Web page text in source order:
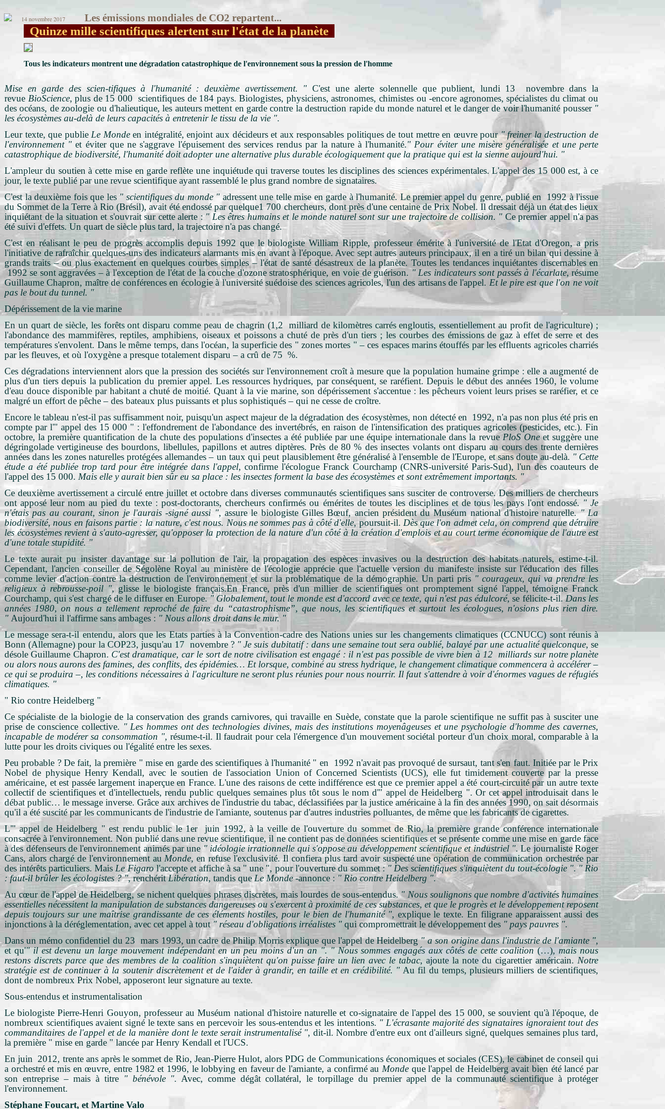
14 novembre 2017 Les émissions mondiales de CO2 repartent...
Quinze mille scientifiques alertent sur l'état de la planète
Tous les indicateurs montrent une dégradation catastrophique de l'environnement sous la pression de l'homme
Mise en garde des scien-tifiques à l'humanité : deuxième avertissement. " C'est une alerte solennelle que publient, lundi 13 novembre dans la
revue BioScience, plus de 15 000 scientifiques de 184 pays. Biologistes, physiciens, astronomes, chimistes ou -encore agronomes, spécialistes du climat ou
des océans, de zoologie ou d'halieutique, les auteurs mettent en garde contre la destruction rapide du monde naturel et le danger de voir l'humanité pousser "
les écosystèmes au-delà de leurs capacités à entretenir le tissu de la vie ".
Leur texte, que publie Le Monde en intégralité, enjoint aux décideurs et aux responsables politiques de tout mettre en œuvre pour " freiner la destruction de
l'environnement " et éviter que ne s'aggrave l'épuisement des services rendus par la nature à l'humanité." Pour éviter une misère généralisée et une perte
catastrophique de biodiversité, l'humanité doit adopter une alternative plus durable écologiquement que la pratique qui est la sienne aujourd'hui. "
L'ampleur du soutien à cette mise en garde reflète une inquiétude qui traverse toutes les disciplines des sciences expérimentales. L'appel des 15 000 est, à ce
jour, le texte publié par une revue scientifique ayant rassemblé le plus grand nombre de signataires.
C'est la deuxième fois que les " scientifiques du monde " adressent une telle mise en garde à l'humanité. Le premier appel du genre, publié en 1992 à l'issue
du Sommet de la Terre à Rio (Brésil), avait été endossé par quelque1 700 chercheurs, dont près d'une centaine de Prix Nobel. Il dressait déjà un état des lieux
inquiétant de la situation et s'ouvrait sur cette alerte : " Les êtres humains et le monde naturel sont sur une trajectoire de collision. " Ce premier appel n'a pas
été suivi d'effets. Un quart de siècle plus tard, la trajectoire n'a pas changé.
C'est en réalisant le peu de progrès accomplis depuis 1992 que le biologiste William Ripple, professeur émérite à l'université de l'Etat d'Oregon, a pris
l'initiative de rafraîchir quelques-uns des indicateurs alarmants mis en avant à l'époque. Avec sept autres auteurs principaux, il en a tiré un bilan qui dessine à
grands traits – ou plus exactement en quelques courbes simples – l'état de santé désastreux de la planète. Toutes les tendances inquiétantes discernables en
1992 se sont aggravées – à l'exception de l'état de la couche d'ozone stratosphérique, en voie de guérison. " Les indicateurs sont passés à l'écarlate, résume
Guillaume Chapron, maître de conférences en écologie à l'université suédoise des sciences agricoles, l'un des artisans de l'appel. Et le pire est que l'on ne voit
pas le bout du tunnel. "
Dépérissement de la vie marine
En un quart de siècle, les forêts ont disparu comme peau de chagrin (1,2 milliard de kilomètres carrés engloutis, essentiellement au profit de l'agriculture) ;
l'abondance des mammifères, reptiles, amphibiens, oiseaux et poissons a chuté de près d'un tiers ; les courbes des émissions de gaz à effet de serre et des
températures s'envolent. Dans le même temps, dans l'océan, la superficie des " zones mortes " – ces espaces marins étouffés par les effluents agricoles charriés
par les fleuves, et où l'oxygène a presque totalement disparu – a crû de 75 %.
Ces dégradations interviennent alors que la pression des sociétés sur l'environnement croît à mesure que la population humaine grimpe : elle a augmenté de
plus d'un tiers depuis la publication du premier appel. Les ressources hydriques, par conséquent, se raréfient. Depuis le début des années 1960, le volume
d'eau douce disponible par habitant a chuté de moitié. Quant à la vie marine, son dépérissement s'accentue : les pêcheurs voient leurs prises se raréfier, et ce
malgré un effort de pêche – des bateaux plus puissants et plus sophistiqués – qui ne cesse de croître.
Encore le tableau n'est-il pas suffisamment noir, puisqu'un aspect majeur de la dégradation des écosystèmes, non détecté en 1992, n'a pas non plus été pris en
compte par l'" appel des 15 000 " : l'effondrement de l'abondance des invertébrés, en raison de l'intensification des pratiques agricoles (pesticides, etc.). Fin
octobre, la première quantification de la chute des populations d'insectes a été publiée par une équipe internationale dans la revue PloS One et suggère une
dégringolade vertigineuse des bourdons, libellules, papillons et autres diptères. Près de 80 % des insectes volants ont disparu au cours des trente dernières
années dans les zones naturelles protégées allemandes – un taux qui peut plausiblement être généralisé à l'ensemble de l'Europe, et sans doute au-delà. " Cette
étude a été publiée trop tard pour être intégrée dans l'appel, confirme l'écologue Franck Courchamp (CNRS-université Paris-Sud), l'un des coauteurs de
l'appel des 15 000. Mais elle y aurait bien sûr eu sa place : les insectes forment la base des écosystèmes et sont extrêmement importants. "
Ce deuxième avertissement a circulé entre juillet et octobre dans diverses communautés scientifiques sans susciter de controverse. Des milliers de chercheurs
ont apposé leur nom au pied du texte : post-doctorants, chercheurs confirmés ou émérites de toutes les disciplines et de tous les pays l'ont endossé. " Je
n'étais pas au courant, sinon je l'aurais -signé aussi ", assure le biologiste Gilles Bœuf, ancien président du Muséum national d'histoire naturelle. " La
biodiversité, nous en faisons partie : la nature, c'est nous. Nous ne sommes pas à côté d'elle, poursuit-il. Dès que l'on admet cela, on comprend que détruire
les écosystèmes revient à s'auto-agresser, qu'opposer la protection de la nature d'un côté à la création d'emplois et au court terme économique de l'autre est
d'une totale stupidité. "
Le texte aurait pu insister davantage sur la pollution de l'air, la propagation des espèces invasives ou la destruction des habitats naturels, estime-t-il.
Cependant, l'ancien conseiller de Ségolène Royal au ministère de l'écologie apprécie que l'actuelle version du manifeste insiste sur l'éducation des filles
comme levier d'action contre la destruction de l'environnement et sur la problématique de la démographie. Un parti pris " courageux, qui va prendre les
religieux à rebrousse-poil ", glisse le biologiste français.En France, près d'un millier de scientifiques ont promptement signé l'appel, témoigne Franck
Courchamp, qui s'est chargé de le diffuser en Europe. " Globalement, tout le monde est d'accord avec ce texte, qui n'est pas édulcoré, se félicite-t-il. Dans les
années 1980, on nous a tellement reproché de faire du “catastrophisme”, que nous, les scientifiques et surtout les écologues, n'osions plus rien dire.
" Aujourd'hui il l'affirme sans ambages : " Nous allons droit dans le mur. "
Le message sera-t-il entendu, alors que les Etats parties à la Convention-cadre des Nations unies sur les changements climatiques (CCNUCC) sont réunis à
Bonn (Allemagne) pour la COP23, jusqu'au 17 novembre ? " Je suis dubitatif : dans une semaine tout sera oublié, balayé par une actualité quelconque, se
désole Guillaume Chapron. C'est dramatique, car le sort de notre civilisation est engagé : il n'est pas possible de vivre bien à 12 milliards sur notre planète
ou alors nous aurons des famines, des conflits, des épidémies… Et lorsque, combiné au stress hydrique, le changement climatique commencera à accélérer –
ce qui se produira –, les conditions nécessaires à l'agriculture ne seront plus réunies pour nous nourrir. Il faut s'attendre à voir d'énormes vagues de réfugiés
climatiques. "
" Rio contre Heidelberg "
Ce spécialiste de la biologie de la conservation des grands carnivores, qui travaille en Suède, constate que la parole scientifique ne suffit pas à susciter une
prise de conscience collective. " Les hommes ont des technologies divines, mais des institutions moyenâgeuses et une psychologie d'homme des cavernes,
incapable de modérer sa consommation ", résume-t-il. Il faudrait pour cela l'émergence d'un mouvement sociétal porteur d'un choix moral, comparable à la
lutte pour les droits civiques ou l'égalité entre les sexes.
Peu probable ? De fait, la première " mise en garde des scientifiques à l'humanité " en 1992 n'avait pas provoqué de sursaut, tant s'en faut. Initiée par le Prix
Nobel de physique Henry Kendall, avec le soutien de l'association Union of Concerned Scientists (UCS), elle fut timidement couverte par la presse
américaine, et est passée largement inaperçue en France. L'une des raisons de cette indifférence est que ce premier appel a été court-circuité par un autre texte
collectif de scientifiques et d'intellectuels, rendu public quelques semaines plus tôt sous le nom d'" appel de Heidelberg ". Or cet appel introduisait dans le
débat public… le message inverse. Grâce aux archives de l'industrie du tabac, déclassifiées par la justice américaine à la fin des années 1990, on sait désormais
qu'il a été suscité par les communicants de l'industrie de l'amiante, soutenus par d'autres industries polluantes, de même que les fabricants de cigarettes.
L'" appel de Heidelberg " est rendu public le 1er juin 1992, à la veille de l'ouverture du sommet de Rio, la première grande conférence internationale
consacrée à l'environnement. Non publié dans une revue scientifique, il ne contient pas de données scientifiques et se présente comme une mise en garde face
à des défenseurs de l'environnement animés par une " idéologie irrationnelle qui s'oppose au développement scientifique et industriel ". Le journaliste Roger
Cans, alors chargé de l'environnement au Monde, en refuse l'exclusivité. Il confiera plus tard avoir suspecté une opération de communication orchestrée par
des intérêts particuliers. Mais Le Figaro l'accepte et affiche à sa " une ", pour l'ouverture du sommet : " Des scientifiques s'inquiètent du tout-écologie ". " Rio
: faut-il brûler les écologistes ? ", renchérit Libération, tandis que Le Monde -annonce : " Rio contre Heidelberg ".
Au cœur de l'appel de Heidelberg, se nichent quelques phrases discrètes, mais lourdes de sous-entendus. " Nous soulignons que nombre d'activités humaines
essentielles nécessitent la manipulation de substances dangereuses ou s'exercent à proximité de ces substances, et que le progrès et le développement reposent
depuis toujours sur une maîtrise grandissante de ces éléments hostiles, pour le bien de l'humanité ", explique le texte. En filigrane apparaissent aussi des
injonctions à la déréglementation, avec cet appel à tout " réseau d'obligations irréalistes " qui compromettrait le développement des " pays pauvres ".
Dans un mémo confidentiel du 23 mars 1993, un cadre de Philip Morris explique que l'appel de Heidelberg " a son origine dans l'industrie de l'amiante ",
et qu'" il est devenu un large mouvement indépendant en un peu moins d'un an ". " Nous sommes engagés aux côtés de cette coalition (…), mais nous
restons discrets parce que des membres de la coalition s'inquiètent qu'on puisse faire un lien avec le tabac, ajoute la note du cigarettier américain. Notre
stratégie est de continuer à la soutenir discrètement et de l'aider à grandir, en taille et en crédibilité. " Au fil du temps, plusieurs milliers de scientifiques,
dont de nombreux Prix Nobel, apposeront leur signature au texte.
Sous-entendus et instrumentalisation
Le biologiste Pierre-Henri Gouyon, professeur au Muséum national d'histoire naturelle et co-signataire de l'appel des 15 000, se souvient qu'à l'époque, de
nombreux scientifiques avaient signé le texte sans en percevoir les sous-entendus et les intentions. " L'écrasante majorité des signataires ignoraient tout des
commanditaires de l'appel et de la manière dont le texte serait instrumentalisé ", dit-il. Nombre d'entre eux ont d'ailleurs signé, quelques semaines plus tard,
la première " mise en garde " lancée par Henry Kendall et l'UCS.
En juin 2012, trente ans après le sommet de Rio, Jean-Pierre Hulot, alors PDG de Communications économiques et sociales (CES), le cabinet de conseil qui
a orchestré et mis en œuvre, entre 1982 et 1996, le lobbying en faveur de l'amiante, a confirmé au Monde que l'appel de Heidelberg avait bien été lancé par
son entreprise – mais à titre " bénévole ". Avec, comme dégât collatéral, le torpillage du premier appel de la communauté scientifique à protéger
l'environnement.
Stéphane Foucart, et Martine Valo